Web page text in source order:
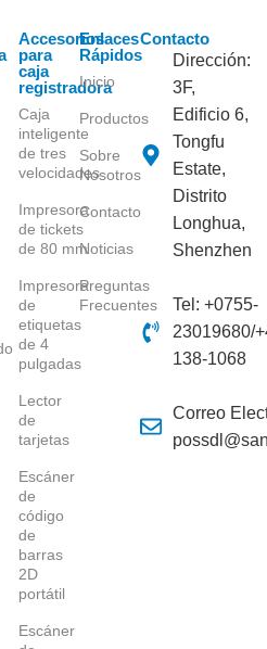
Accesorios
para
caja
registradora
Caja
inteligente
de tres
velocidades
Impresora
de tickets
de 80 mm
Impresora
de
etiquetas
de 4
pulgadas
Lector
de
tarjetas
Escáner
de
código
de
barras
2D
portátil
Escáner
Enlaces
Rápidos
Inicio
Productos
Sobre
Nosotros
Contacto
Noticias
Preguntas
Frecuentes
Contacto
Dirección:
3F,
Edificio 6,
Tongfu
Estate,
Distrito
Longhua,
Shenzhen
Tel: +0755-
23019680/
138-1068
Correo